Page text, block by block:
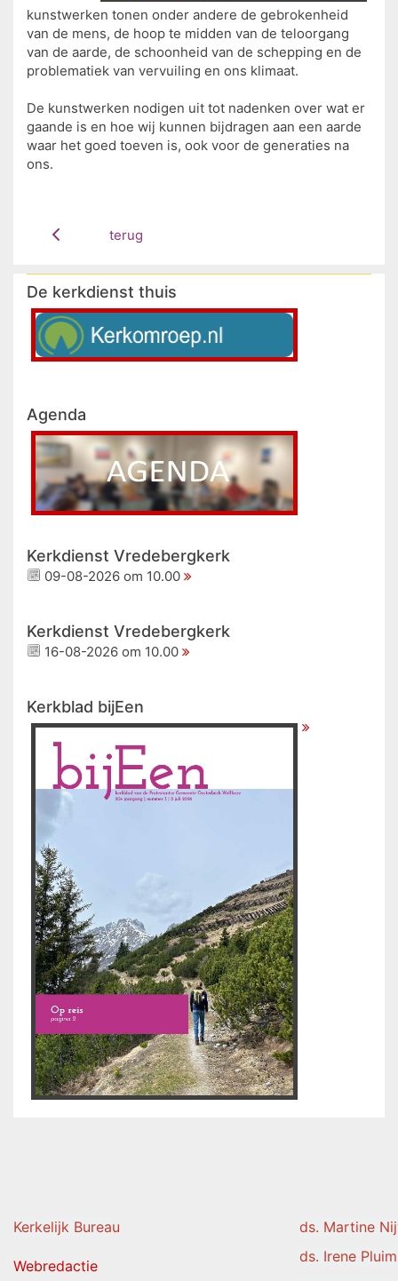
kunstwerken tonen onder andere de gebrokenheid
van de mens, de hoop te midden van de teloorgang
van de aarde, de schoonheid van de schepping en de
problematiek van vervuiling en ons klimaat.
De kunstwerken nodigen uit tot nadenken over wat er
gaande is en hoe wij kunnen bijdragen aan een aarde
waar het goed toeven is, ook voor de generaties na
ons.
terug
De kerkdienst thuis
Agenda
Kerkdienst Vredebergkerk
09-08-2026 om 10.00
Kerkdienst Vredebergkerk
16-08-2026 om 10.00
Kerkblad bijEen
Kerkelijk Bureau ds. Martine
Webredactie
ds. Irene Pluim